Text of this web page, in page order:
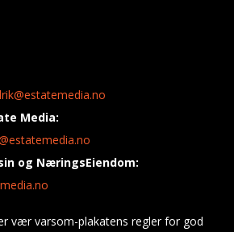
Media:
og NæringsEiendom:
vær varsom-plakatens regler for god